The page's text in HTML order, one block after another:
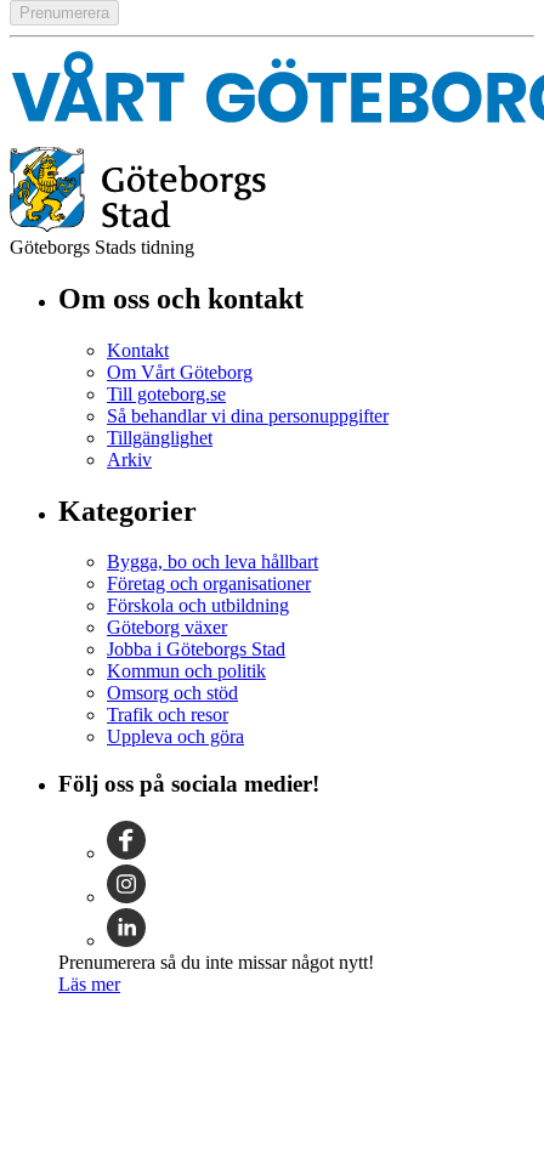
Göteborgs Stads tidning
Om oss och kontakt
Kontakt
Om Vårt Göteborg
Till goteborg.se
Så behandlar vi dina personuppgifter
Tillgänglighet
Arkiv
Kategorier
Bygga, bo och leva hållbart
Företag och organisationer
Förskola och utbildning
Göteborg växer
Jobba i Göteborgs Stad
Kommun och politik
Omsorg och stöd
Trafik och resor
Uppleva och göra
Följ oss på sociala medier!
Prenumerera så du inte missar något nytt!
Läs mer